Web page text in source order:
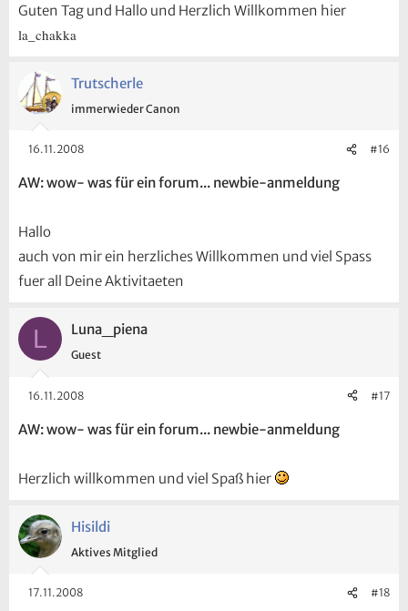
Guten Tag und Hallo und Herzlich Willkommen hier
la_chakka
Trutscherle
immerwieder Canon
16.11.2008 #16
AW: wow- was für ein forum... newbie-anmeldung
Hallo
auch von mir ein herzliches Willkommen und viel Spass
fuer all Deine Aktivitaeten
L Luna_piena
Guest
16.11.2008 #17
AW: wow- was für ein forum... newbie-anmeldung
Herzlich willkommen und viel Spaß hier
Hisildi
Aktives Mitglied
17.11.2008 #18